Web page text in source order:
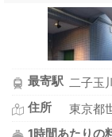
最寄駅 二子玉
住所
東京都
1時間あたりの